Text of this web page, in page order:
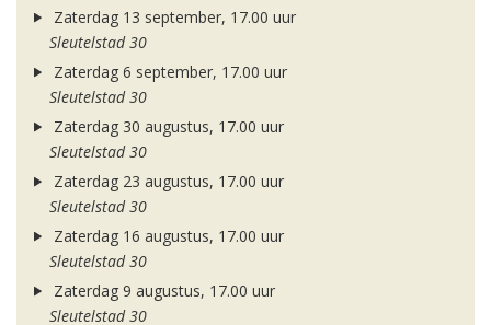
Zaterdag 13 september, 17.00 uur
Sleutelstad 30
Zaterdag 6 september, 17.00 uur
Sleutelstad 30
Zaterdag 30 augustus, 17.00 uur
Sleutelstad 30
Zaterdag 23 augustus, 17.00 uur
Sleutelstad 30
Zaterdag 16 augustus, 17.00 uur
Sleutelstad 30
Zaterdag 9 augustus, 17.00 uur
Sleutelstad 30